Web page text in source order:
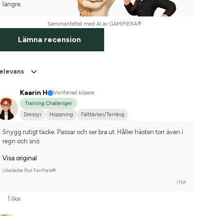
längre.
Sammanfattat med AI av GAMIFIERA.®
Lämna recension
Kaarin H
Verifierad köpare
Training Challenger
Dressyr
Hoppning
Fälttävlan/Terräng
Tävlingsrider på hobbynivå
Snygg rutigt täcke. Passar och ser bra ut. Håller hästen torr även i
regn och snö.
Visa original
Utetäcke Rut Fairfield®
i fjol
1 like